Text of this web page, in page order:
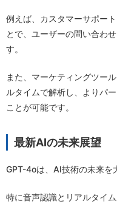
例えば、カスタマーサポー
とで、ユーザーの問い合わ
す。
また、マーケティングツー
ルタイムで解析し、よりパ
ことが可能です。
最新AIの未来展望
GPT-4oは、AI技術の未来を
特に音声認識とリアルタイ